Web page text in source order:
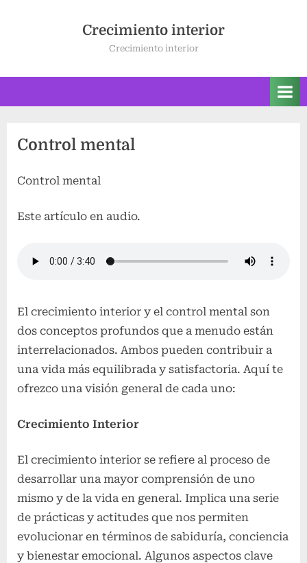
Crecimiento interior
Crecimiento interior
Control mental
Control mental
Este artículo en audio.
El crecimiento interior y el control mental son
dos conceptos profundos que a menudo están
interrelacionados. Ambos pueden contribuir a
una vida más equilibrada y satisfactoria. Aquí te
ofrezco una visión general de cada uno:
Crecimiento Interior
El crecimiento interior se refiere al proceso de
desarrollar una mayor comprensión de uno
mismo y de la vida en general. Implica una serie
de prácticas y actitudes que nos permiten
evolucionar en términos de sabiduría, conciencia
y bienestar emocional. Algunos aspectos clave